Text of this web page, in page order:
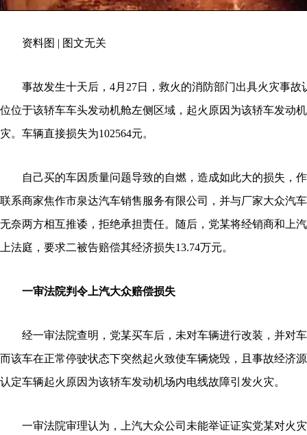
资料图 | 图文无关
事故发生十天后，4月27日，救火的消防部门出具火灾事故
位位于该轿车车头发动机舱左侧区域，起火原因为该轿车发动
灾。车辆直接损失为102564元。
自己买的车因质量问题导致的自燃，造成如此大的损失，
联系商家焦作市泉达汽车销售服务有限公司，并与厂家大众汽
无奈两方相互推诿，拒绝承担责任。随后，党某将经销商和上
上法庭，要求二被告赔偿其经济损失13.74万元。
一审法院判令上汽大众赔偿损失
经一审法院查明，党某买车后，未对车辆进行改装，并对
而该车在正常停驶状态下突然起火致使车辆烧毁，且事故经济
认定车辆起火原因为该轿车发动机场内电线故障引发火灾。
一审法院审理认为，上汽大众公司未能举证证实党某对火